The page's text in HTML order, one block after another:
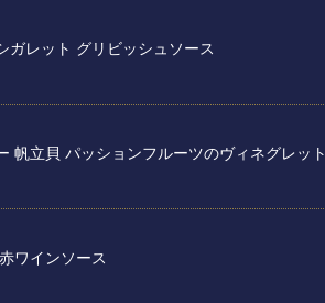
ガレット グリビッシュソース
帆立貝 パッションフルーツのヴィネグレット
ワインソース